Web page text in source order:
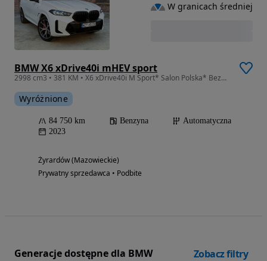
BMW X6 xDrive40i mHEV sport
2998 cm3 • 381 KM • X6 xDrive40i M Sport* Salon Polska* Bezwypadkowa* FV 23% ! ! !
Wyróżnione
84 750 km Benzyna
Automatyczna
2023
Żyrardów (Mazowieckie)
Prywatny sprzedawca • Podbite
W granicach średniej
Generacje dostępne dla BMW Zobacz filtry